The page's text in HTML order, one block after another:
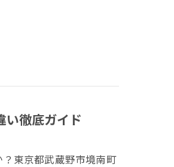
い徹底ガイド
東京都武蔵野市境南町